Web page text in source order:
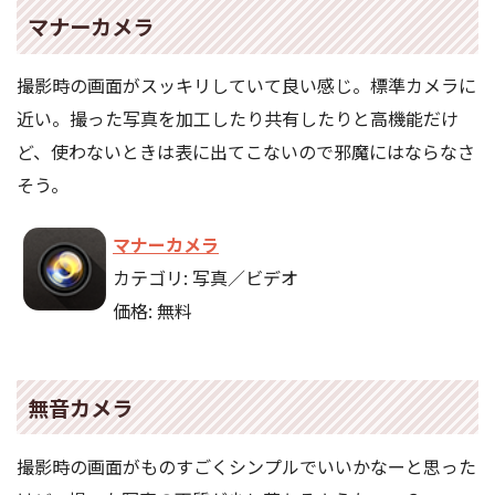
マナーカメラ
撮影時の画面がスッキリしていて良い感じ。標準カメラに
近い。撮った写真を加工したり共有したりと高機能だけ
ど、使わないときは表に出てこないので邪魔にはならなさ
そう。
マナーカメラ
カテゴリ: 写真／ビデオ
価格: 無料
無音カメラ
撮影時の画面がものすごくシンプルでいいかなーと思った